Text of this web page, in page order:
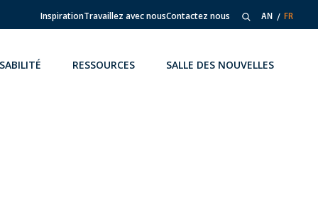
InspirationTravaillez avec nousContactez nous AN FR
RESSOURCES SALLE DES NOUVELLES